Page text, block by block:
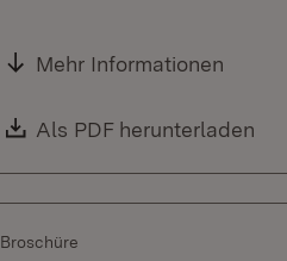
Mehr Informationen
Download:
Als PDF herunterladen
Broschüre